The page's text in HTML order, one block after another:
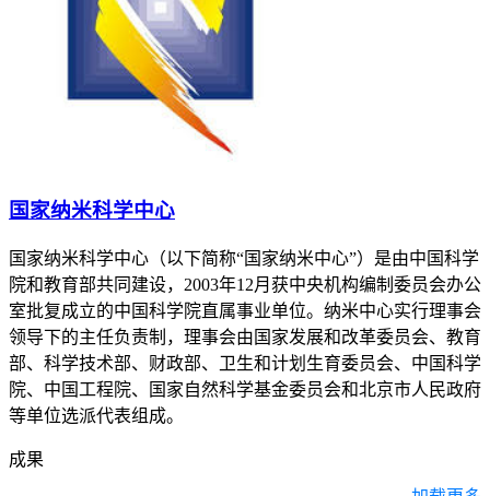
国家纳米科学中心
国家纳米科学中心（以下简称“国家纳米中心”）是由中国科学
院和教育部共同建设，2003年12月获中央机构编制委员会办公
室批复成立的中国科学院直属事业单位。纳米中心实行理事会
领导下的主任负责制，理事会由国家发展和改革委员会、教育
部、科学技术部、财政部、卫生和计划生育委员会、中国科学
院、中国工程院、国家自然科学基金委员会和北京市人民政府
等单位选派代表组成。
成果